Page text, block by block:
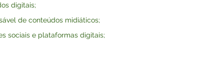
digitais;
de conteúdos midiáticos;
sociais e plataformas digitais;